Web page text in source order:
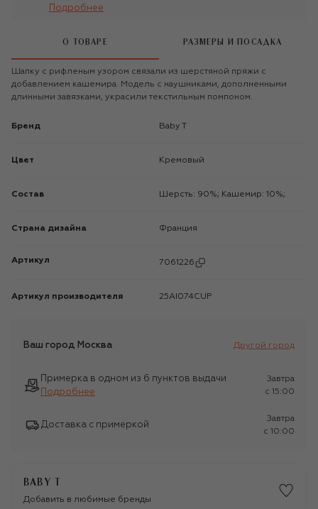
Подробнее
О ТОВАРЕ РАЗМЕРЫ И ПОСАДКА
Шапку с рифленым узором связали из шерстяной пряжи с
добавлением кашемира. Модель с наушниками, дополненными
длинными завязками, украсили текстильным помпоном.
Бренд Baby T
Цвет Кремовый
Состав Шерсть: 90%; Кашемир: 10%;
Страна дизайна Франция
Артикул 7061226
Артикул производителя 25AI074CUP
Ваш город Москва Другой город
Примерка в одном из 6 пунктов выдачи
Подробнее
Завтра
c 15:00
Доставка с примеркой
Завтра
c 10:00
BABY T
Добавить в любимые бренды